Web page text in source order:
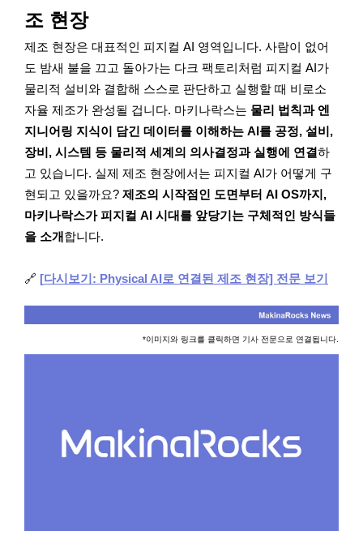
조 현장
제조 현장은 대표적인 피지컬 AI 영역입니다. 사람이 없어
도 밤새 불을 끄고 돌아가는 다크 팩토리처럼 피지컬 AI가
물리적 설비와 결합해 스스로 판단하고 실행할 때 비로소
자율 제조가 완성될 겁니다. 마키나락스는 물리 법칙과 엔
지니어링 지식이 담긴 데이터를 이해하는 AI를 공정, 설비,
장비, 시스템 등 물리적 세계의 의사결정과 실행에 연결하
고 있습니다. 실제 제조 현장에서는 피지컬 AI가 어떻게 구
현되고 있을까요? 제조의 시작점인 도면부터 AI OS까지,
마키나락스가 피지컬 AI 시대를 앞당기는 구체적인 방식들
을 소개합니다.
🔗 [다시보기: Physical AI로 연결된 제조 현장] 전문 보기
*이미지와 링크를 클릭하면 기사 전문으로 연결됩니다.